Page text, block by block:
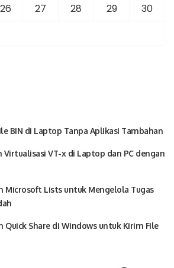
26 27 28 29
30
BIN di Laptop Tanpa Aplikasi Tambahan
Virtualisasi VT-x di Laptop dan PC dengan
Microsoft Lists untuk Mengelola Tugas
Quick Share di Windows untuk Kirim File